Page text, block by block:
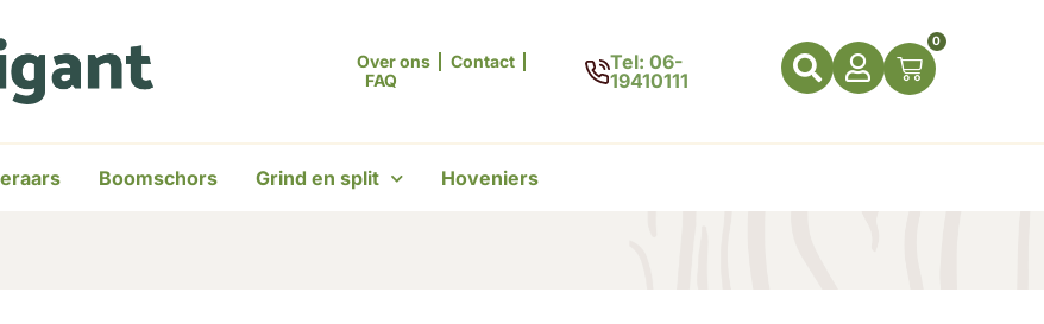
Over ons
Contact
FAQ
Tel: 06-
19410111
0
Boomschors Grind en split Hoveniers